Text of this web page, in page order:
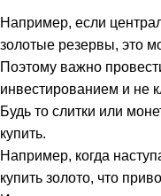
Например, если
золотые резервы, это
Поэтому важно
инвестированием и не
Будь то слитки или
купить.
Например, когда
купить золото, что